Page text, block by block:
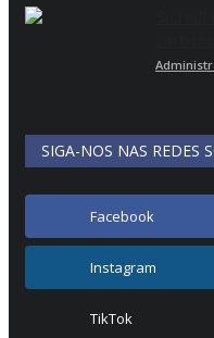
SIGA-NOS NAS REDES
Facebook
Instagram
TikTok